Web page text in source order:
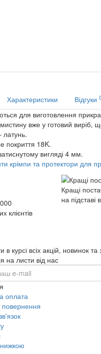
Характеристики Відгуки
для виготовлення
вже у готовий виріб,
латунь.
покриття 18K.
вигляді 4 мм.
крімпи та протектори для
клієнтів
Кращі
на підставі
в курсі всіх акцій, новинок та
на листи від нас
оплата
повернення